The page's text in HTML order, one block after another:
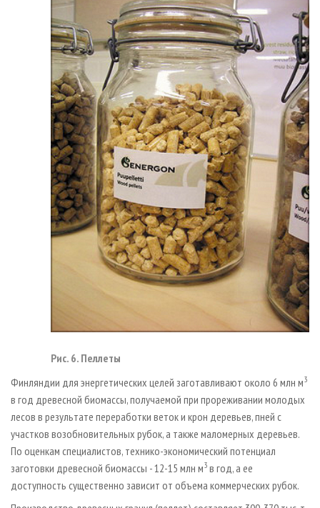
Рис. 6. Пеллеты
Финляндии для энергетических целей заготавливают около 6 млн м3
в год древесной биомассы, получаемой при прореживании молодых
лесов в результате переработки веток и крон деревьев, пней с
участков возобновительных рубок, а также маломерных деревьев.
По оценкам специалистов, технико-экономический потенциал
заготовки древесной биомассы - 12-15 млн м3 в год, а ее
доступность существенно зависит от объема коммерческих рубок.